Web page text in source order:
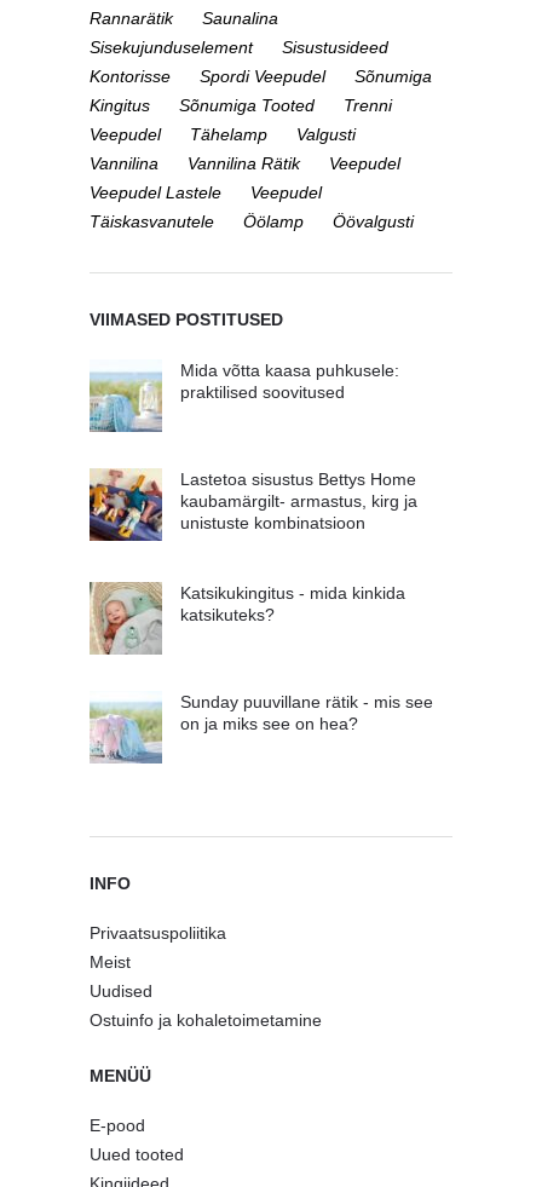
Rannarätik
Saunalina
Sisekujunduselement
Sisustusideed
Kontorisse
Spordi Veepudel
Sõnumiga
Kingitus
Sõnumiga Tooted
Trenni
Veepudel
Tähelamp
Valgusti
Vannilina
Vannilina Rätik
Veepudel
Veepudel Lastele
Veepudel
Täiskasvanutele
Öölamp Öövalgusti
VIIMASED POSTITUSED
Mida võtta kaasa puhkusele:
praktilised soovitused
Lastetoa sisustus Bettys Home
kaubamärgilt- armastus, kirg ja
unistuste kombinatsioon
Katsikukingitus - mida kinkida
katsikuteks?
Sunday puuvillane rätik - mis see
on ja miks see on hea?
INFO
Privaatsuspoliitika
Meist
Uudised
Ostuinfo ja kohaletoimetamine
MENÜÜ
E-pood
Uued tooted